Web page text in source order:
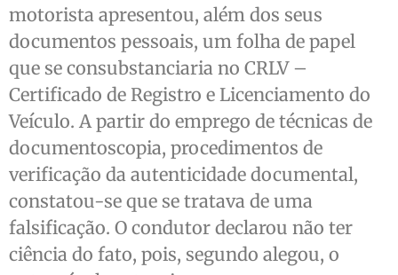
motorista apresentou, além dos seus
documentos pessoais, um folha de papel
que se consubstanciaria no CRLV –
Certificado de Registro e Licenciamento do
Veículo. A partir do emprego de técnicas de
documentoscopia, procedimentos de
verificação da autenticidade documental,
constatou-se que se tratava de uma
falsificação. O condutor declarou não ter
ciência do fato, pois, segundo alegou, o